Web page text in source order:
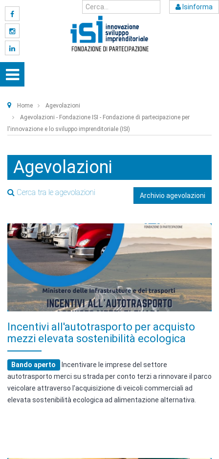
Isinforma
Home
Agevolazioni
Agevolazioni - Fondazione ISI - Fondazione di partecipazione per
l'innovazione e lo sviluppo imprenditoriale (ISI)
Agevolazioni
Cerca tra le agevolazioni Archivio agevolazioni
Incentivi all'autotrasporto per acquisto
mezzi elevata sostenibilità ecologica
Bando aperto
Incentivare le imprese del settore
autotrasporto merci su strada per conto terzi a rinnovare il parco
veicolare attraverso l'acquisizione di veicoli commerciali ad
elevata sostenibilità ecologica ad alimentazione alternativa.